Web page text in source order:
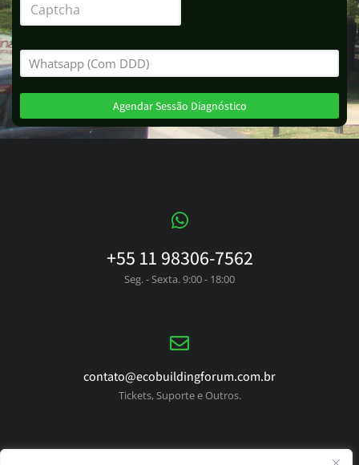
Agendar Sessão Diagnóstico
+55 11 98306-7562
Seg. - Sexta. 9:00 - 18:00
contato@ecobuildingforum.com.br
Tickets, Suporte e Outros.